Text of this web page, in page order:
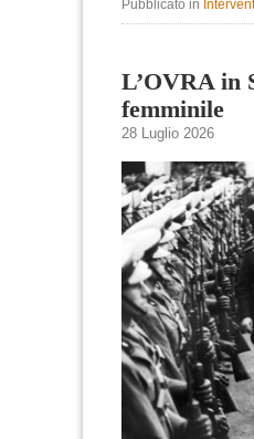
Pubblicato in
L’OVRA in
femminile
28 Luglio 2026